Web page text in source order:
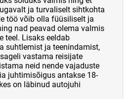
ja turvaliselt sihtkohta
töö võib olla füüsiliselt ja
nad peavad olema valmis
teel. Lisaks eeldab
suhtlemist ja teenindamist,
vastama reisijate
neid nende vajaduste
juhtimisõigus antakse 18-
on läbinud autojuhi